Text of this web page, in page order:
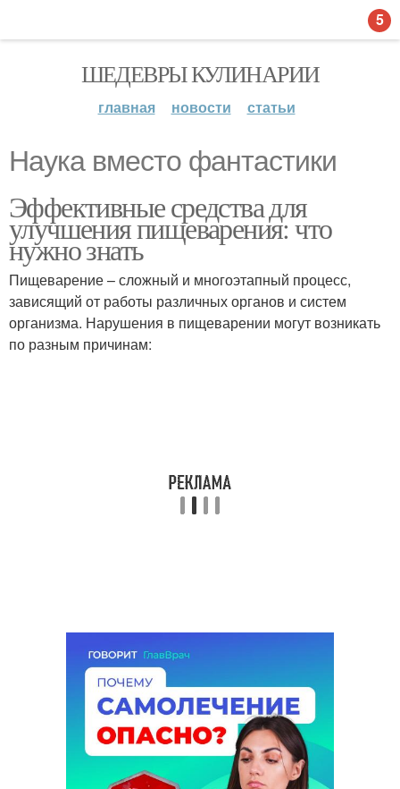
ШЕДЕВРЫ КУЛИНАРИИ
главная новости статьи
Наука вместо фантастики
Эффективные средства для
улучшения пищеварения: что
нужно знать
Пищеварение – сложный и многоэтапный процесс,
зависящий от работы различных органов и систем
организма. Нарушения в пищеварении могут возникать
по разным причинам:
5